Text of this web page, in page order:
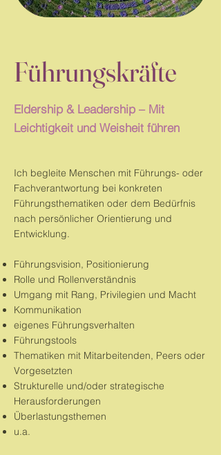
Führungskräfte
Eldership & Leadership – Mit
Leichtigkeit und Weisheit führen
Ich begleite Menschen mit Führungs- oder
Fachverantwortung bei konkreten
Führungsthematiken oder dem Bedürfnis
nach persönlicher Orientierung und
Entwicklung.​
Führungsvision, Positionierung
Rolle und Rollenverständnis
Umgang mit Rang, Privilegien und Macht
Kommunikation
eigenes Führungsverhalten
Führungstools
Thematiken mit Mitarbeitenden, Peers oder
Vorgesetzten
Strukturelle und/oder strategische
Herausforderungen
Überlastungsthemen
u.a.